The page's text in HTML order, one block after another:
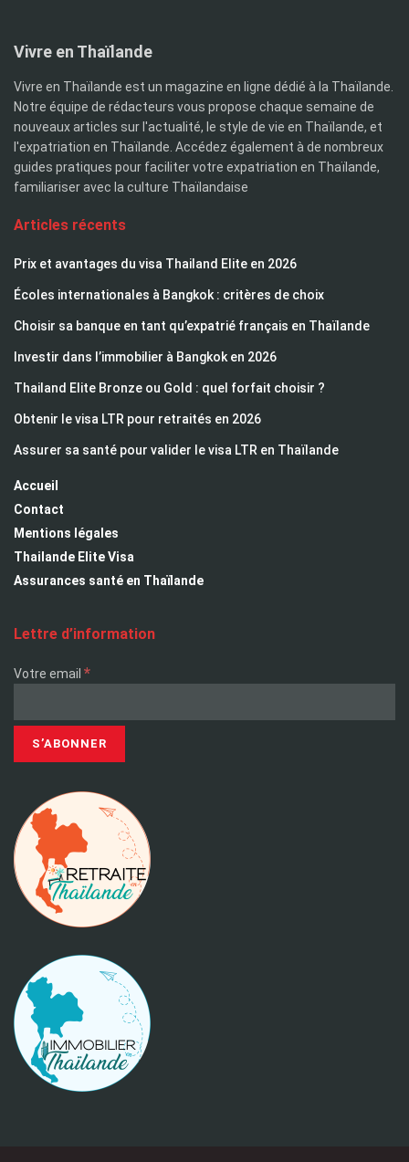
Vivre en Thaïlande
Vivre en Thaïlande est un magazine en ligne dédié à la Thaïlande.
Notre équipe de rédacteurs vous propose chaque semaine de
nouveaux articles sur l'actualité, le style de vie en Thaïlande, et
l'expatriation en Thaïlande. Accédez également à de nombreux
guides pratiques pour faciliter votre expatriation en Thaïlande,
familiariser avec la culture Thaïlandaise
Articles récents
Prix et avantages du visa Thailand Elite en 2026
Écoles internationales à Bangkok : critères de choix
Choisir sa banque en tant qu’expatrié français en Thaïlande
Investir dans l’immobilier à Bangkok en 2026
Thailand Elite Bronze ou Gold : quel forfait choisir ?
Obtenir le visa LTR pour retraités en 2026
Assurer sa santé pour valider le visa LTR en Thaïlande
Accueil
Contact
Mentions légales
Thailande Elite Visa
Assurances santé en Thaïlande
Lettre d’information
Votre email *